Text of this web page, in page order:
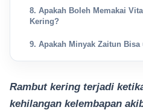
8. Apakah Boleh Memakai
Kering?
9. Apakah Minyak Zaitun
Rambut kering terjadi
kehilangan kelembapan